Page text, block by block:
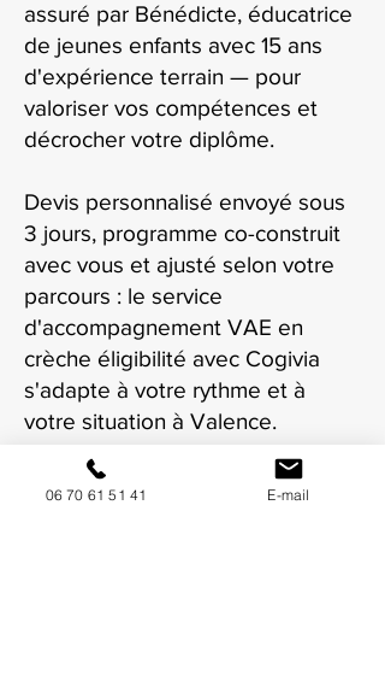
assuré par Bénédicte, éducatrice
de jeunes enfants avec 15 ans
d'expérience terrain — pour
valoriser vos compétences et
décrocher votre diplôme.
Devis personnalisé envoyé sous
3 jours, programme co-construit
avec vous et ajusté selon votre
parcours : le service
d'accompagnement VAE en
crèche éligibilité avec Cogivia
s'adapte à votre rythme et à
votre situation à Valence.
06 70 61 51 41 E-mail